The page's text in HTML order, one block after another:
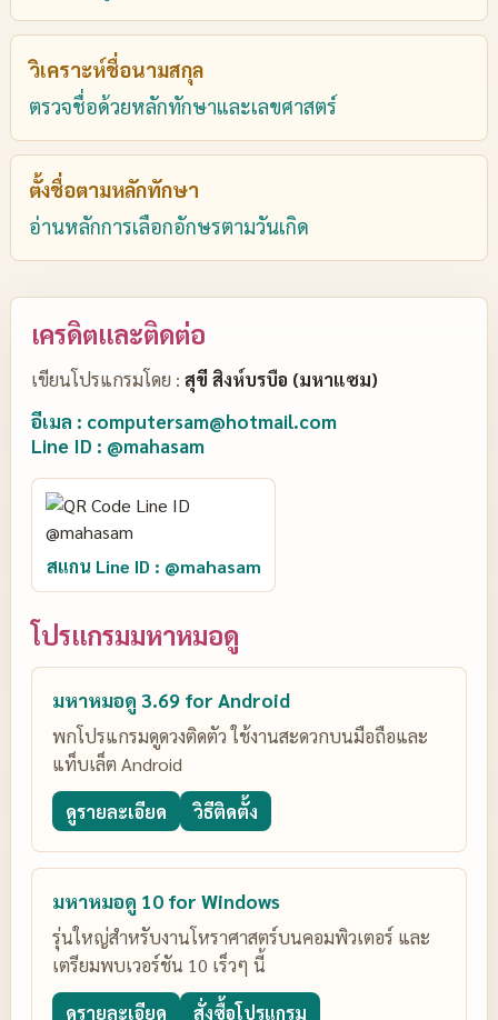
วิเคราะห์ชื่อนามสกุล
ตรวจชื่อด้วยหลักทักษาและเลขศาสตร์
ตั้งชื่อตามหลักทักษา
อ่านหลักการเลือกอักษรตามวันเกิด
เครดิตและติดต่อ
เขียนโปรแกรมโดย : สุขี สิงห์บรบือ (มหาแซม)
อีเมล : computersam@hotmail.com
Line ID : @mahasam
สแกน Line ID : @mahasam
โปรแกรมมหาหมอดู
มหาหมอดู 3.69 for Android
พกโปรแกรมดูดวงติดตัว ใช้งานสะดวกบนมือถือและ
แท็บเล็ต Android
ดูรายละเอียด วิธีติดตั้ง
มหาหมอดู 10 for Windows
รุ่นใหญ่สำหรับงานโหราศาสตร์บนคอมพิวเตอร์ และ
เตรียมพบเวอร์ชัน 10 เร็วๆ นี้
ดูรายละเอียด สั่งซื้อโปรแกรม